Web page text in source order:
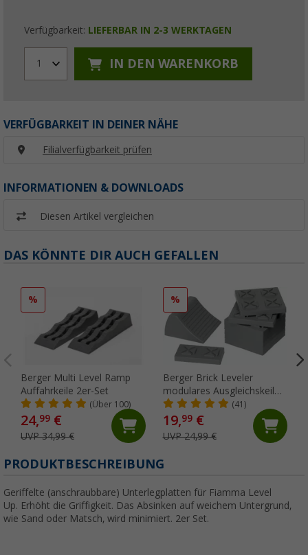
Verfügbarkeit: LIEFERBAR IN 2-3 WERKTAGEN
1 IN DEN WARENKORB
VERFÜGBARKEIT IN DEINER NÄHE
Filialverfügbarkeit prüfen
INFORMATIONEN & DOWNLOADS
Diesen Artikel vergleichen
DAS KÖNNTE DIR AUCH GEFALLEN
%
Berger Multi Level Ramp
Auffahrkeile 2er-Set
(Über 100)
24,99 €
UVP 34,99 €
%
Berger Brick Leveler
modulares Ausgleichskeil
Set 10 teilig
(41)
19,99€
UVP 24,99 €
PRODUKTBESCHREIBUNG
Geriffelte (anschraubbare) Unterlegplatten für Fiamma Level
Up. Erhöht die Griffigkeit. Das Absinken auf weichem Untergrund,
wie Sand oder Matsch, wird minimiert. 2er Set.